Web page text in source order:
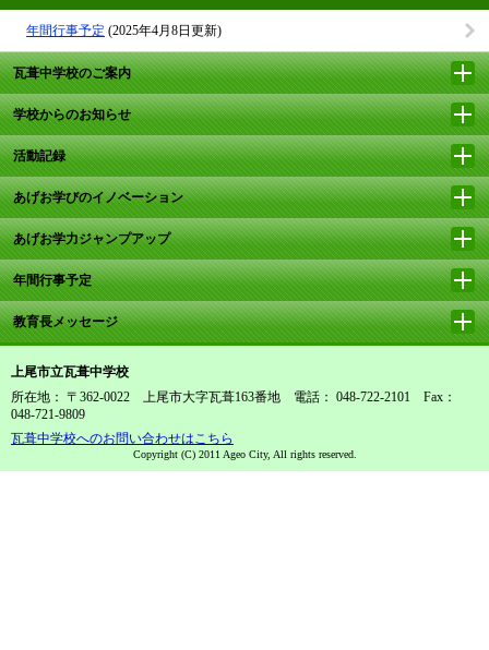
年間行事予定 (2025年4月8日更新)
瓦葺中学校のご案内
学校からのお知らせ
活動記録
あげお学びのイノベーション
あげお学力ジャンプアップ
年間行事予定
教育長メッセージ
上尾市立瓦葺中学校
所在地： 〒362-0022 上尾市大字瓦葺163番地 電話： 048-722-2101 Fax：
048-721-9809
瓦葺中学校へのお問い合わせはこちら
Copyright (C) 2011 Ageo City, All rights reserved.